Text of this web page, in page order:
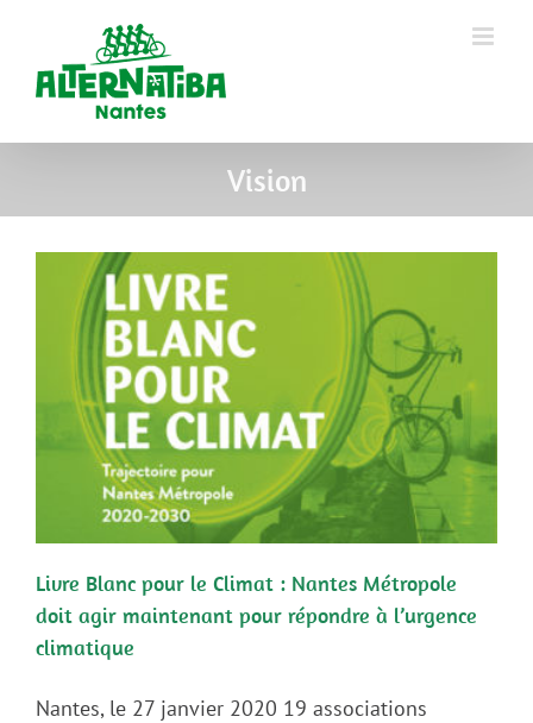
Vision
Livre Blanc pour le Climat : Nantes Métropole
doit agir maintenant pour répondre à l’urgence
climatique
Nantes, le 27 janvier 2020 19 associations